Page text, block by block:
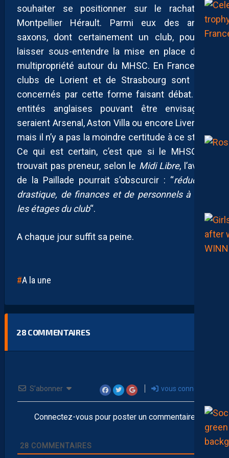
souhaiter se positionner sur le rachat du
Montpellier Hérault. Parmi eux des anglo-
saxons, dont certainement un club, pouvant
laisser sous-entendre la mise en place d’une
multipropriété autour du MHSC. En France, les
clubs de Lorient et de Strasbourg sont déjà
concernés par cette forme faisant débat. Les
entités anglaises pouvant être envisagées
seraient Arsenal, Aston Villa ou encore Liverpool
mais il n’y a pas la moindre certitude à ce stade.
Ce qui est certain, c’est que si le MHSC ne
trouvait pas preneur, selon le Midi Libre, l’avenir
de la Paillade pourrait s’obscurcir : “réduction
drastique, de finances et de personnels à tous
les étages du club“.
A chaque jour suffit sa peine.
A la une
28 COMMENTAIRES
S’abonner vous connecter
Connectez-vous pour poster un commentaire
28 COMMENTAIRES